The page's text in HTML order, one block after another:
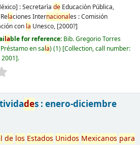
:Secretarìa deEducaciòn Pública,
laciones Internacionales : Comisión
con la Unesco, [2000?]
lable for reference: Bib. Gregorio Torres
en sala)(1) Collection, call number:
.
des : enero-diciembre
de los Estados Unidos Mexicanos para